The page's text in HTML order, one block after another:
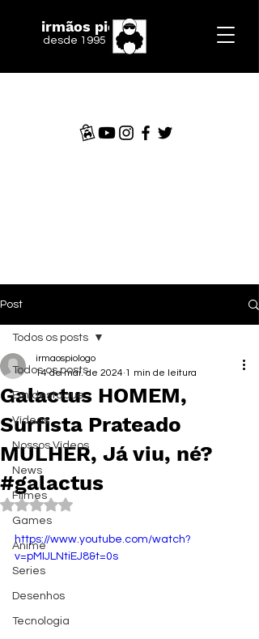
irmãos piologo
desde 1995
Post
Todos os posts
Em destaque
Vídeos
Nossos Vídeos
News
Filmes
Games
Anime
Series
Desenhos
Tecnologia
Todos os posts
Galactus HOMEM,
Surfista Prateado
MULHER, Já viu, né?
#galactus
irmaospiologo
14 de mai. de 2024 1 min de leitura
Avaliado com NaN de 5 estrelas.
https://www.youtube.com/watch?
v=pMIJLNtiEJ8&t=0s